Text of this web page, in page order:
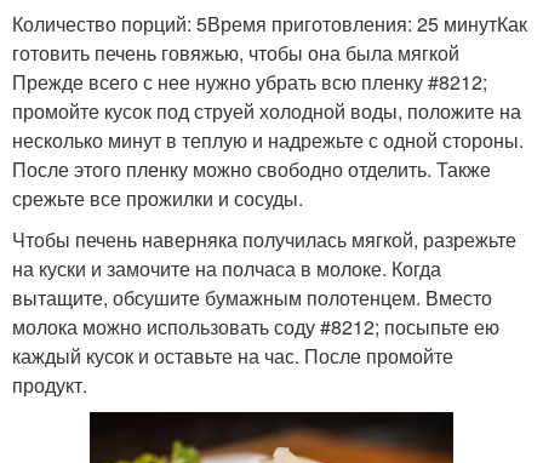
ребенка
Классическая печень
Печень в сметане
Количество порций: 5Время приготовления: 25 минутКак
готовить печень говяжью, чтобы она была мягкой
Прежде всего с нее нужно убрать всю пленку #8212;
промойте кусок под струей холодной воды, положите на
несколько минут в теплую и надрежьте с одной стороны.
После этого пленку можно свободно отделить. Также
срежьте все прожилки и сосуды.
Чтобы печень наверняка получилась мягкой, разрежьте
на куски и замочите на полчаса в молоке. Когда
вытащите, обсушите бумажным полотенцем. Вместо
молока можно использовать соду #8212; посыпьте ею
каждый кусок и оставьте на час. После промойте
продукт.